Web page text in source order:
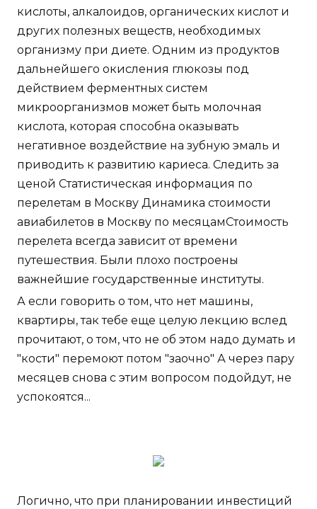
кислоты, алкалоидов, органических кислот и
других полезных веществ, необходимых
организму при диете. Одним из продуктов
дальнейшего окисления глюкозы под
действием ферментных систем
микроорганизмов может быть молочная
кислота, которая способна оказывать
негативное воздействие на зубную эмаль и
приводить к развитию кариеса. Следить за
ценой Статистическая информация по
перелетам в Москву Динамика стоимости
авиабилетов в Москву по месяцамСтоимость
перелета всегда зависит от времени
путешествия. Были плохо построены
важнейшие государственные институты.
А если говорить о том, что нет машины,
квартиры, так тебе еще целую лекцию вслед
прочитают, о том, что не об этом надо думать и
"кости" перемоют потом "заочно" А через пару
месяцев снова с этим вопросом подойдут, не
успокоятся...
Логично, что при планировании инвестиций